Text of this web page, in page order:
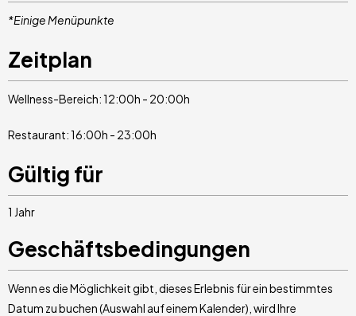
*Einige Menüpunkte
Zeitplan
Wellness-Bereich: 12:00h - 20:00h
Restaurant: 16:00h - 23:00h
Gültig für
1 Jahr
Geschäftsbedingungen
Wenn es die Möglichkeit gibt, dieses Erlebnis für ein bestimmtes
Datum zu buchen (Auswahl auf einem Kalender), wird Ihre